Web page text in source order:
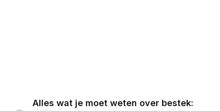
Alles wat je moet weten over bestek: